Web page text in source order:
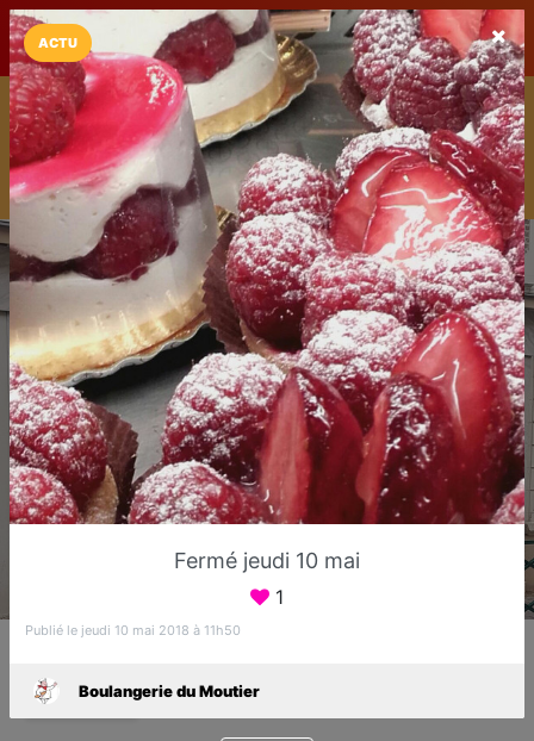
LaCarte LaCarte sur
Play Store
Installez l'App LaCarte
Téléchargez gratuitement l'app LaCarte pour suivre vos
commerces favoris et ne rien rater !
Télécharger Plus tard
Boulangerie du Moutier
Sucy-en-Brie
ACTU
Fermé jeudi 10 mai
1
Publié le jeudi 10 mai 2018 à 11h50
Boulangerie du Moutier